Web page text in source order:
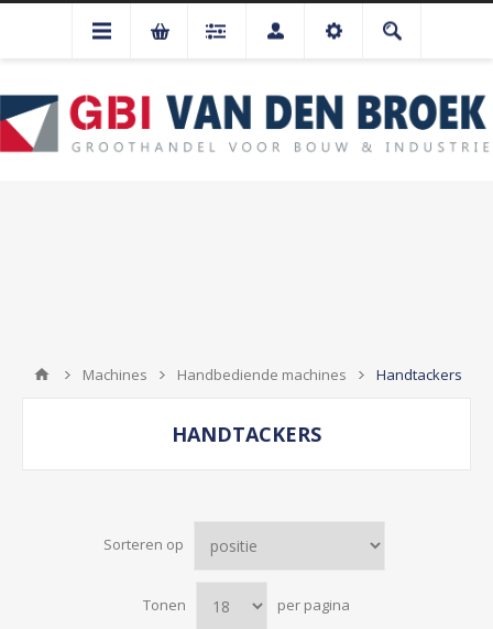
Machines Handbediende machines Handtackers
HANDTACKERS
Sorteren op
Tonen per pagina